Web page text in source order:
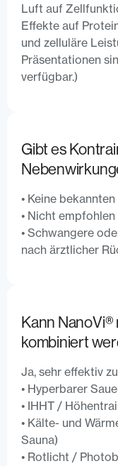
Luft auf
Effekte auf
und zelluläre
Präsentationen
verfügbar.)
Gibt es
• Keine
• Nicht
• Schwangere
nach ärztlicher
Kann
kombiniert
Ja, sehr effektiv
• Hyperbarer
• IHHT /
• Kälte- und
Sauna)
• Rotlicht /